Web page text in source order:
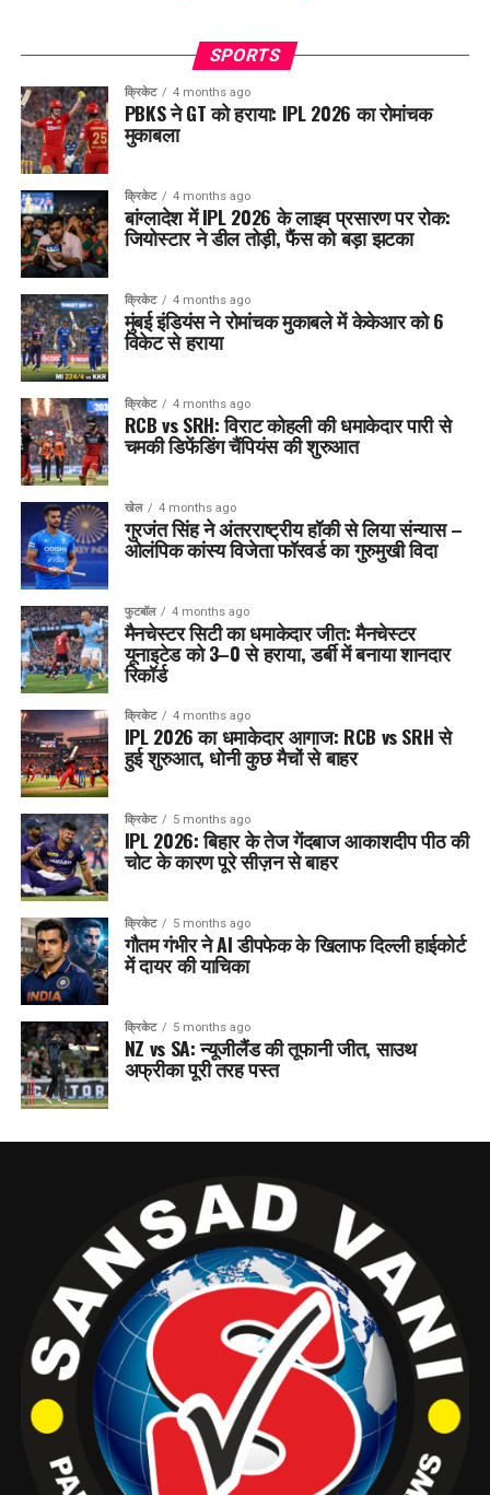
SPORTS
क्रिकेट 4 months ago
PBKS ने GT को हराया: IPL 2026 का रोमांचक
मुकाबला
क्रिकेट 4 months ago
बांग्लादेश में IPL 2026 के लाइव प्रसारण पर रोक:
जियोस्टार ने डील तोड़ी, फैंस को बड़ा झटका
क्रिकेट 4 months ago
मुंबई इंडियंस ने रोमांचक मुकाबले में केकेआर को 6
विकेट से हराया
क्रिकेट 4 months ago
RCB vs SRH: विराट कोहली की धमाकेदार पारी से
चमकी डिफेंडिंग चैंपियंस की शुरुआत
खेल 4 months ago
गुरजंत सिंह ने अंतरराष्ट्रीय हॉकी से लिया संन्यास –
ओलंपिक कांस्य विजेता फॉरवर्ड का गुरुमुखी विदा
फुटबॉल 4 months ago
मैनचेस्टर सिटी का धमाकेदार जीत: मैनचेस्टर
यूनाइटेड को 3–0 से हराया, डर्बी में बनाया शानदार
रिकॉर्ड
क्रिकेट 4 months ago
IPL 2026 का धमाकेदार आगाज: RCB vs SRH से
हुई शुरुआत, धोनी कुछ मैचों से बाहर
क्रिकेट 5 months ago
IPL 2026: बिहार के तेज गेंदबाज आकाशदीप पीठ की
चोट के कारण पूरे सीज़न से बाहर
क्रिकेट 5 months ago
गौतम गंभीर ने AI डीपफेक के खिलाफ दिल्ली हाईकोर्ट
में दायर की याचिका
क्रिकेट 5 months ago
NZ vs SA: न्यूजीलैंड की तूफानी जीत, साउथ
अफ्रीका पूरी तरह पस्त